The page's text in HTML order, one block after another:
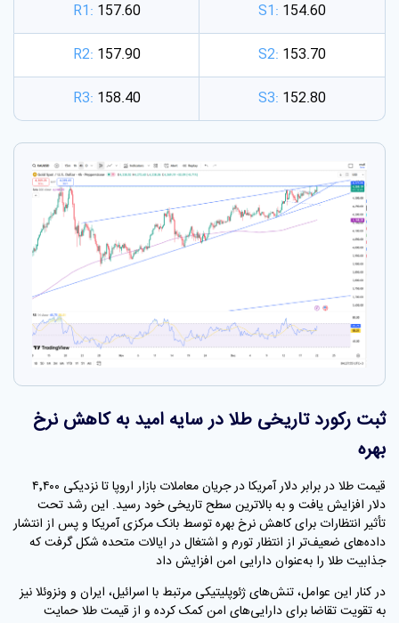
R1: 157.60 S1: 154.60
R2: 157.90 S2: 153.70
R3: 158.40 S3: 152.80
ثبت رکورد تاریخی طلا در سایه امید به کاهش نرخ
بهره
قیمت طلا در برابر دلار آمریکا در جریان معاملات بازار اروپا تا نزدیکی ۴٬۴۰۰
دلار افزایش یافت و به بالاترین سطح تاریخی خود رسید. این رشد تحت
تأثیر انتظارات برای کاهش نرخ بهره توسط بانک مرکزی آمریکا و پس از انتشار
داده‌های ضعیف‌تر از انتظار تورم و اشتغال در ایالات متحده شکل گرفت که
جذابیت طلا را به‌عنوان دارایی امن افزایش داد
در کنار این عوامل، تنش‌های ژئوپلیتیکی مرتبط با اسرائیل، ایران و ونزوئلا نیز
به تقویت تقاضا برای دارایی‌های امن کمک کرده و از قیمت طلا حمایت